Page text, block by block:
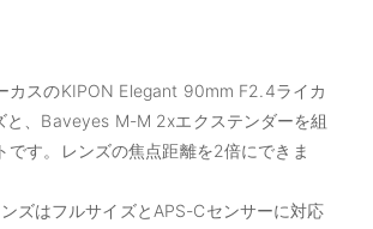
カスのKIPON Elegant 90mm F2.4ライカ
と、Baveyes M-M 2xエクステンダーを組
です。レンズの焦点距離を2倍にできま
ズはフルサイズとAPS-Cセンサーに対応